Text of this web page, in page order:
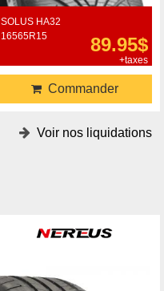
SOLUS HA32
16565R15
89.95$
+taxes
Commander
Voir nos liquidations